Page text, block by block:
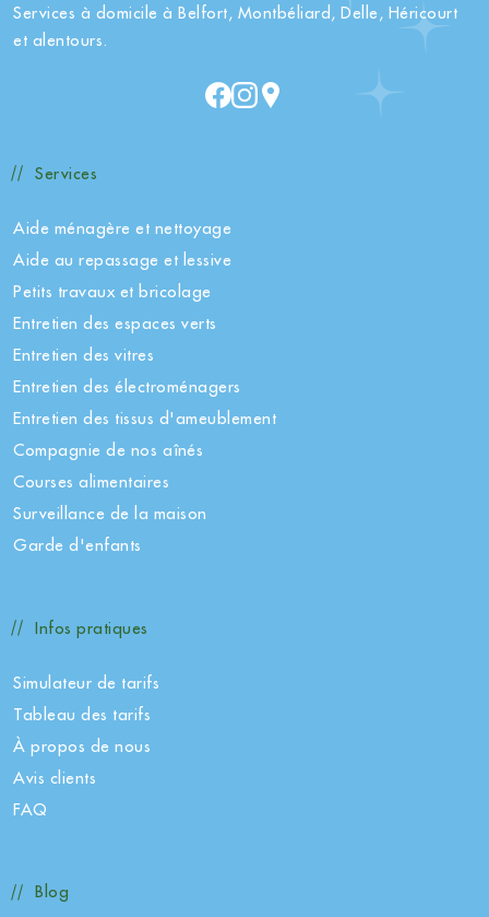
Services à domicile à Belfort, Montbéliard, Delle, Héricourt
et alentours.
Services
Aide ménagère et nettoyage
Aide au repassage et lessive
Petits travaux et bricolage
Entretien des espaces verts
Entretien des vitres
Entretien des électroménagers
Entretien des tissus d'ameublement
Compagnie de nos aînés
Courses alimentaires
Surveillance de la maison
Garde d'enfants
Infos pratiques
Simulateur de tarifs
Tableau des tarifs
À propos de nous
Avis clients
FAQ
Blog